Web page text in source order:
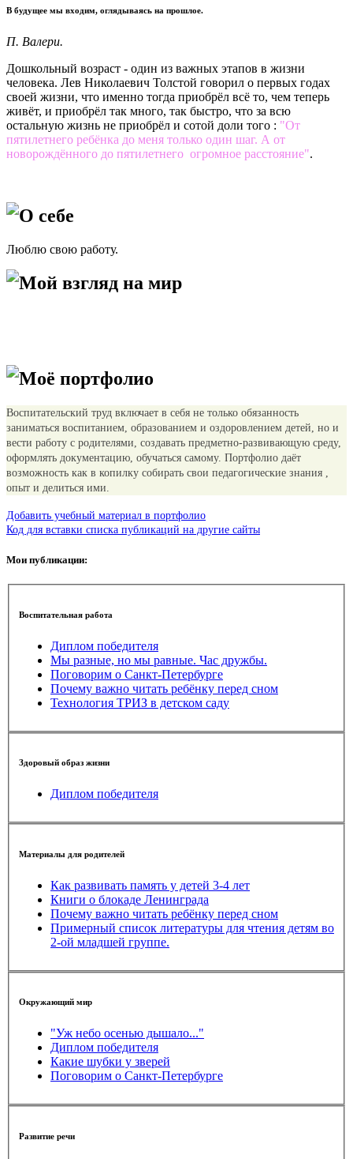
В будущее мы входим, оглядываясь на прошлое.
П. Валери.
Дошкольный возраст - один из важных этапов в жизни
человека. Лев Николаевич Толстой говорил о первых годах
своей жизни, что именно тогда приобрёл всё то, чем теперь
живёт, и приобрёл так много, так быстро, что за всю
остальную жизнь не приобрёл и сотой доли того : "От
пятилетнего ребёнка до меня только один шаг. А от
новорождённого до пятилетнего огромное расстояние".
О себе
Люблю свою работу.
Мой взгляд на мир
Моё портфолио
Воспитательский труд включает в себя не только обязанность
заниматься воспитанием, образованием и оздоровлением детей, но и
вести работу с родителями, создавать предметно-развивающую среду,
оформлять документацию, обучаться самому. Портфолио даёт
возможность как в копилку собирать свои педагогические знания ,
опыт и делиться ими.
Добавить учебный материал в портфолио
Код для вставки списка публикаций на другие сайты
Мои публикации:
Воспитательная работа
Диплом победителя
Мы разные, но мы равные. Час дружбы.
Поговорим о Санкт-Петербурге
Почему важно читать ребёнку перед сном
Технология ТРИЗ в детском саду
Здоровый образ жизни
Диплом победителя
Материалы для родителей
Как развивать память у детей 3-4 лет
Книги о блокаде Ленинграда
Почему важно читать ребёнку перед сном
Примерный список литературы для чтения детям во
2-ой младшей группе.
Окружающий мир
"Уж небо осенью дышало..."
Диплом победителя
Какие шубки у зверей
Поговорим о Санкт-Петербурге
Развитие речи